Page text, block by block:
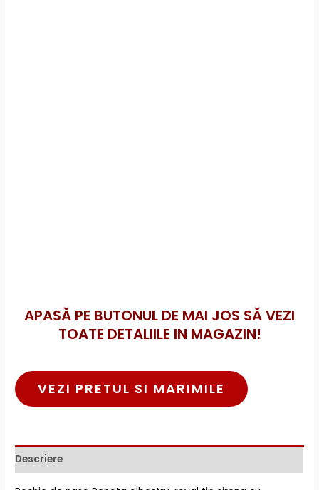
APASĂ PE BUTONUL DE MAI JOS SĂ VEZI
TOATE DETALIILE IN MAGAZIN!
VEZI PRETUL SI MARIMILE
Descriere